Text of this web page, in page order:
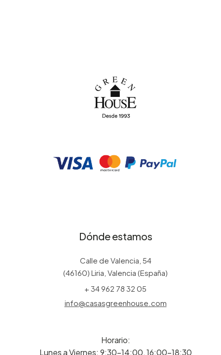
Dónde estamos
Calle de Valencia, 54
(46160) Liria, Valencia (España)
+ 34 962 78 32 05
info@casasgreenhouse.com
Horario:
Lunes a Viernes: 9:30-14:00, 16:00-18:30